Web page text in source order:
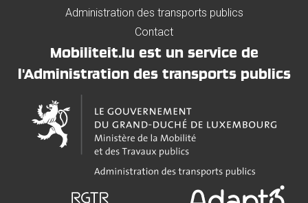
Administration des transports publics
Contact
Mobiliteit.lu est un service de
l'Administration des transports publics